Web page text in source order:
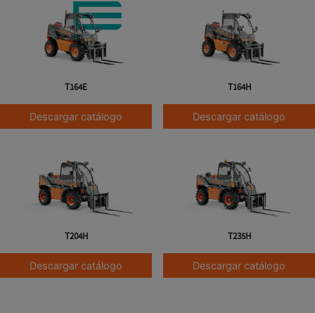
T164E
Descargar catálogo
T164H
Descargar catálogo
T204H
Descargar catálogo
T235H
Descargar catálogo